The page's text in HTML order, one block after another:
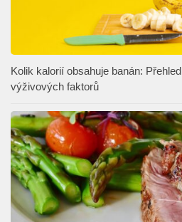
Kolik kalorií obsahuje banán:
výživových faktorů